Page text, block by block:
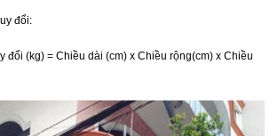
đổi:
đổi (kg) = Chiều dài (cm) x Chiều rộng(cm) x Chiều